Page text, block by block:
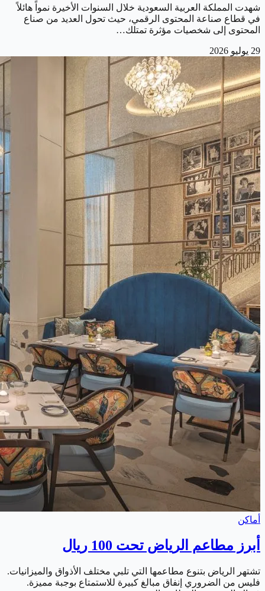
شهدت المملكة العربية السعودية خلال السنوات الأخيرة نمواً هائلاً
في قطاع صناعة المحتوى الرقمي، حيث تحول العديد من صناع
المحتوى إلى شخصيات مؤثرة تمتلك…
29 يوليو 2026
أماكن
أبرز مطاعم الرياض تحت 100 ريال
تشتهر الرياض بتنوع مطاعمها التي تلبي مختلف الأذواق والميزانيات.
فليس من الضروري إنفاق مبالغ كبيرة للاستمتاع بوجبة مميزة.